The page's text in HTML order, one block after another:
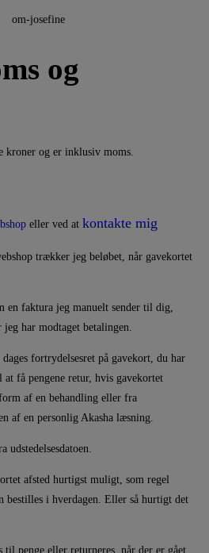
og
kroner og er inklusiv moms.
eller ved at kontakte mig
trækker jeg beløbet, når gavekortet
en faktura jeg manuelt sender til dig,
har modtaget betalingen.
fortrydelsesret på gavekort, du har
få pengene retur, hvis gavekortet
af en behandling eller fra
af en personlig Akasha læsning.
udstedelsesdatoen.
afsted hurtigst muligt, som regel
bestilles i hverdagen. Eller så hurtigt det
penge eller returneres, når der er gået